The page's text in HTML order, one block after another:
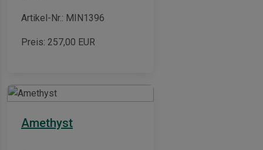
Artikel-Nr.: MIN1396
Preis: 257,00 EUR
Amethyst